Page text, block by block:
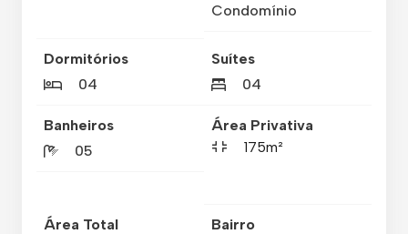
Condomínio
Dormitórios
04
Suítes
04
Banheiros
05
Área Privativa
175m²
Área Total
Bairro